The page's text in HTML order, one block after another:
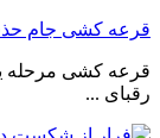
قرعه کشی جام
قرعه کشی مرحله
رقبای ...